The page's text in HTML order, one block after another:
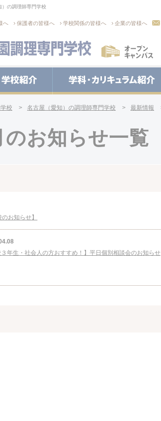
）の調理師専門学校
へ 保護者の皆様へ 学校関係の皆様へ 企業の皆様へ
校 名古屋（愛知）の調理師専門学校 最新情報
のお知らせ一覧
お知らせ】
３年生・社会人の方おすすめ！】平日個別相談会のお知らせ